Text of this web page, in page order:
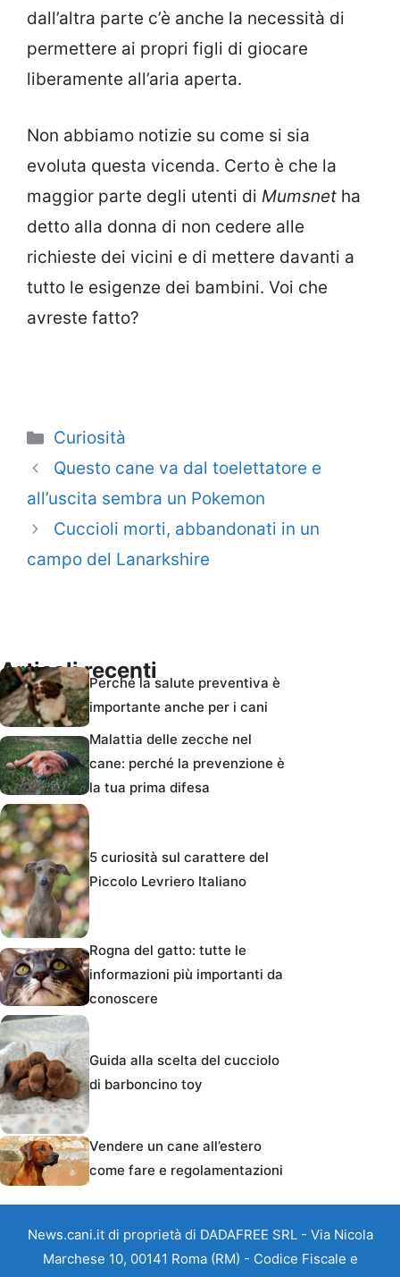
dall’altra parte c’è anche la necessità di
permettere ai propri figli di giocare
liberamente all’aria aperta.
Non abbiamo notizie su come si sia
evoluta questa vicenda. Certo è che la
maggior parte degli utenti di Mumsnet ha
detto alla donna di non cedere alle
richieste dei vicini e di mettere davanti a
tutto le esigenze dei bambini. Voi che
avreste fatto?
Categorie
Curiosità
Questo cane va dal toelettatore e
all’uscita sembra un Pokemon
Cuccioli morti, abbandonati in un
campo del Lanarkshire
Articoli recentiPerché la salute preventiva è
importante anche per i cani
Malattia delle zecche nel
cane: perché la prevenzione è
la tua prima difesa
5 curiosità sul carattere del
Piccolo Levriero Italiano
Rogna del gatto: tutte le
informazioni più importanti da
conoscere
Guida alla scelta del cucciolo
di barboncino toy
Vendere un cane all’estero
come fare e regolamentazioni
News.cani.it di proprietà di DADAFREE SRL - Via Nicola
Marchese 10, 00141 Roma (RM) - Codice Fiscale e